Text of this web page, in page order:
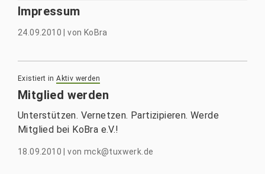
Impressum
24.09.2010 |von KoBra
Existiert in Aktiv werden
Mitglied werden
Unterstützen. Vernetzen. Partizipieren. Werde
Mitglied bei KoBra e.V.!
18.09.2010 |von mck@tuxwerk.de